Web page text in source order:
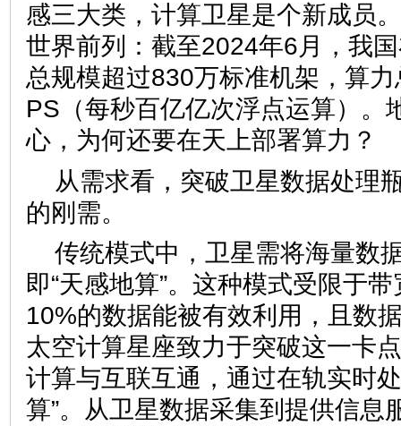
感三大类，计算卫星是个新成员
世界前列：截至2024年6月，我
总规模超过830万标准机架，算
PS（每秒百亿亿次浮点运算）。
心，为何还要在天上部署算力？
从需求看，突破卫星数据处理
的刚需。
传统模式中，卫星需将海量数
即“天感地算”。这种模式受限于
10%的数据能被有效利用，且数
太空计算星座致力于突破这一卡
计算与互联互通，通过在轨实时
算”。从卫星数据采集到提供信息